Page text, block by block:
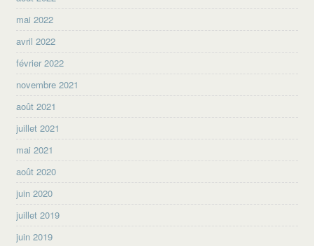
mai 2022
avril 2022
février 2022
novembre 2021
août 2021
juillet 2021
mai 2021
août 2020
juin 2020
juillet 2019
juin 2019